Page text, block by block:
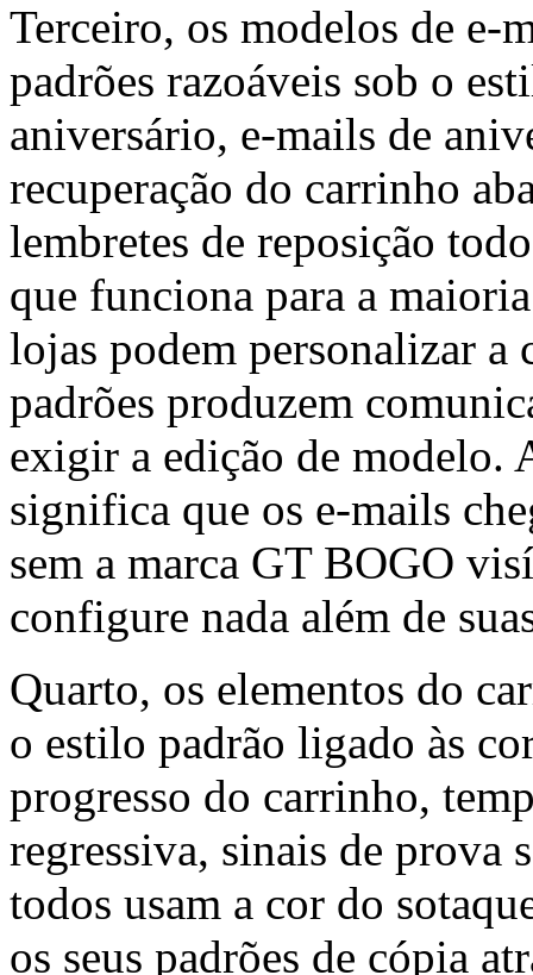
Terceiro, os modelos de
padrões razoáveis sob o
aniversário, e-mails de
recuperação do carrinho
lembretes de reposição
que funciona para a
lojas podem personalizar a
padrões produzem
exigir a edição de modelo.
significa que os e-mails
sem a marca GT BOGO
configure nada além de
Quarto, os elementos do
o estilo padrão ligado às
progresso do carrinho,
regressiva, sinais de prova
todos usam a cor do
os seus padrões de cópia